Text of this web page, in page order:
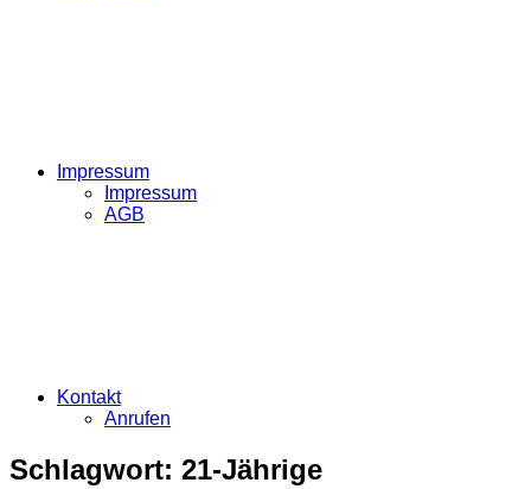
Impressum
Impressum
AGB
Kontakt
Anrufen
Schlagwort: 21-Jährige